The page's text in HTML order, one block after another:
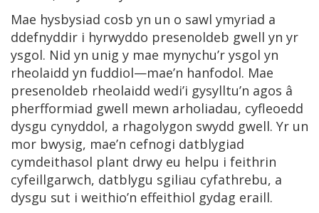
Mae hysbysiad cosb yn un o sawl ymyriad a
ddefnyddir i hyrwyddo presenoldeb gwell yn yr
ysgol. Nid yn unig y mae mynychu’r ysgol yn
rheolaidd yn fuddiol—mae’n hanfodol. Mae
presenoldeb rheolaidd wedi’i gysylltu’n agos â
pherfformiad gwell mewn arholiadau, cyfleoedd
dysgu cynyddol, a rhagolygon swydd gwell. Yr un
mor bwysig, mae’n cefnogi datblygiad
cymdeithasol plant drwy eu helpu i feithrin
cyfeillgarwch, datblygu sgiliau cyfathrebu, a
dysgu sut i weithio’n effeithiol gydag eraill.